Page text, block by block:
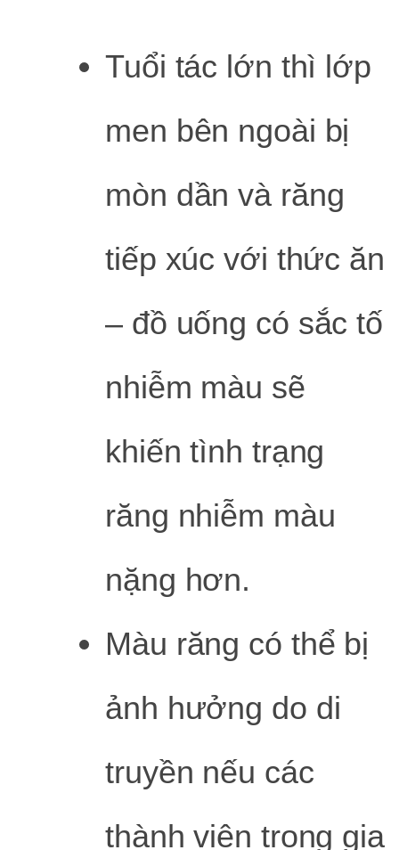
Tuổi tác lớn thì lớp
men bên ngoài bị
mòn dần và răng
tiếp xúc với thức ăn
– đồ uống có sắc tố
nhiễm màu sẽ
khiến tình trạng
răng nhiễm màu
nặng hơn.
Màu răng có thể bị
ảnh hưởng do di
truyền nếu các
thành viên trong gia